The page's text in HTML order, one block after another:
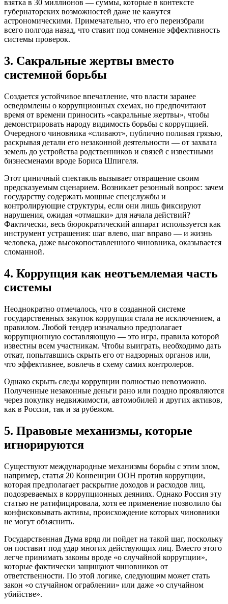
взятка в 30 миллионов — суммы, которые в контексте
губернаторских возможностей даже не кажутся
астрономическими. Примечательно, что его переизбрали
всего полгода назад, что ставит под сомнение эффективность
системы проверок.
3. Сакральные жертвы вместо
системной борьбы
Создается устойчивое впечатление, что власти заранее
осведомлены о коррупционных схемах, но предпочитают
время от времени приносить «сакральные жертвы», чтобы
демонстрировать народу видимость борьбы с коррупцией.
Очередного чиновника «сливают», публично поливая грязью,
раскрывая детали его незаконной деятельности — от захвата
земель до устройства родственников и связей с известными
бизнесменами вроде Бориса Шпигеля.
Этот циничный спектакль вызывает отвращение своим
предсказуемым сценарием. Возникает резонный вопрос: зачем
государству содержать мощные спецслужбы и
контролирующие структуры, если они лишь фиксируют
нарушения, ожидая «отмашки» для начала действий?
Фактически, весь бюрократический аппарат используется как
инструмент устрашения: шаг влево, шаг вправо — и жизнь
человека, даже высокопоставленного чиновника, оказывается
сломанной.
4. Коррупция как неотъемлемая часть
системы
Неоднократно отмечалось, что в созданной системе
государственных закупок коррупция стала не исключением, а
правилом. Любой тендер изначально предполагает
коррупционную составляющую — это игра, правила которой
известны всем участникам. Чтобы выиграть, необходимо дать
откат, попытавшись скрыть его от надзорных органов или,
что эффективнее, вовлечь в схему самих контролеров.
Однако скрыть следы коррупции полностью невозможно.
Полученные незаконные деньги рано или поздно проявляются
через покупку недвижимости, автомобилей и других активов,
как в России, так и за рубежом.
5. Правовые механизмы, которые
игнорируются
Существуют международные механизмы борьбы с этим злом,
например, статья 20 Конвенции ООН против коррупции,
которая предполагает раскрытие доходов и расходов лиц,
подозреваемых в коррупционных деяниях. Однако Россия эту
статью не ратифицировала, хотя ее применение позволило бы
конфисковывать активы, происхождение которых чиновники
не могут объяснить.
Государственная Дума вряд ли пойдет на такой шаг, поскольку
он поставит под удар многих действующих лиц. Вместо этого
легче принимать законы вроде «о случайной коррупции»,
которые фактически защищают чиновников от
ответственности. По этой логике, следующим может стать
закон «о случайном ограблении» или даже «о случайном
убийстве».